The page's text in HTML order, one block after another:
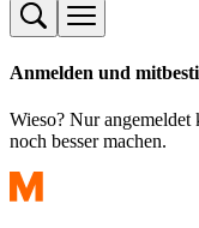
Anmelden und
Wieso? Nur angemeldet
noch besser machen.